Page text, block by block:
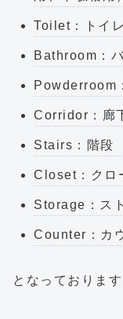
Toilet：トイレ
Bathroom：
Powderroom
Corridor：廊
Stairs：階段
Closet：クロ
Storage：ス
Counter：カ
となっております